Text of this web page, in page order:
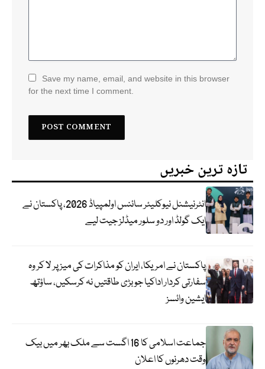
Save my name, email, and website in this browser
for the next time I comment.
تازہ ترین خبریں
انٹرنیشنل نیوکلیئر سائنس اولمپیاڈ 2026، پاکستان نے
ایک گولڈ اور دو سلور میڈلز جیت لیے
پاکستان نے امریکا، ایران کو مذاکرات کی میز پر لا کر وہ
سفارتی کردار اداکیا جو بڑی طاقتیں نہ کرسکیں، ساؤتھ
ایشین وائسز
جماعت اسلامی کا 16 اگست سے ملک بھر میں بیک
وقت دھرنوں کا اعلان